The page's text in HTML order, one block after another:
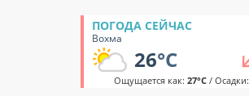
ПОГОДА СЕЙЧАС
Вохма
26°C
Ощущается как: 27°C/ Осадки: